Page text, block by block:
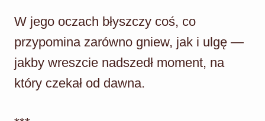
W jego oczach błyszczy coś, co
przypomina zarówno gniew, jak i ulgę —
jakby wreszcie nadszedł moment, na
który czekał od dawna.